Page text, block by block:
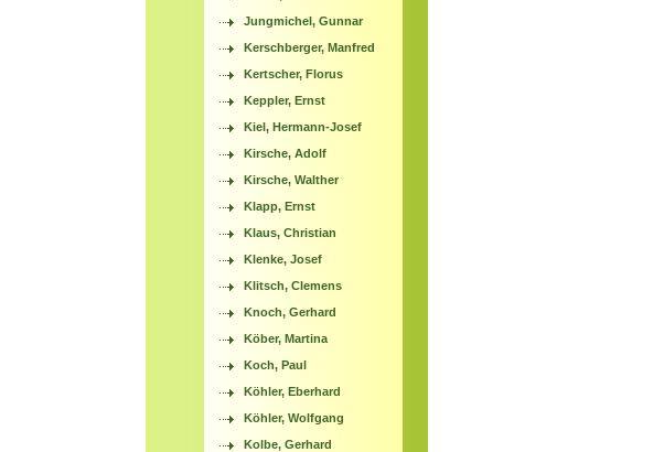
Jungmichel, Gunnar
Kerschberger, Manfred
Kertscher, Florus
Keppler, Ernst
Kiel, Hermann-Josef
Kirsche, Adolf
Kirsche, Walther
Klapp, Ernst
Klaus, Christian
Klenke, Josef
Klitsch, Clemens
Knoch, Gerhard
Köber, Martina
Koch, Paul
Köhler, Eberhard
Köhler, Wolfgang
Kolbe, Gerhard